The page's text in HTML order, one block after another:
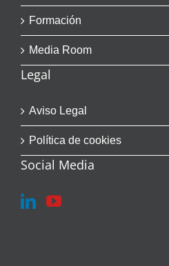
Formación
Media Room
Legal
Aviso Legal
Política de cookies
Social Media